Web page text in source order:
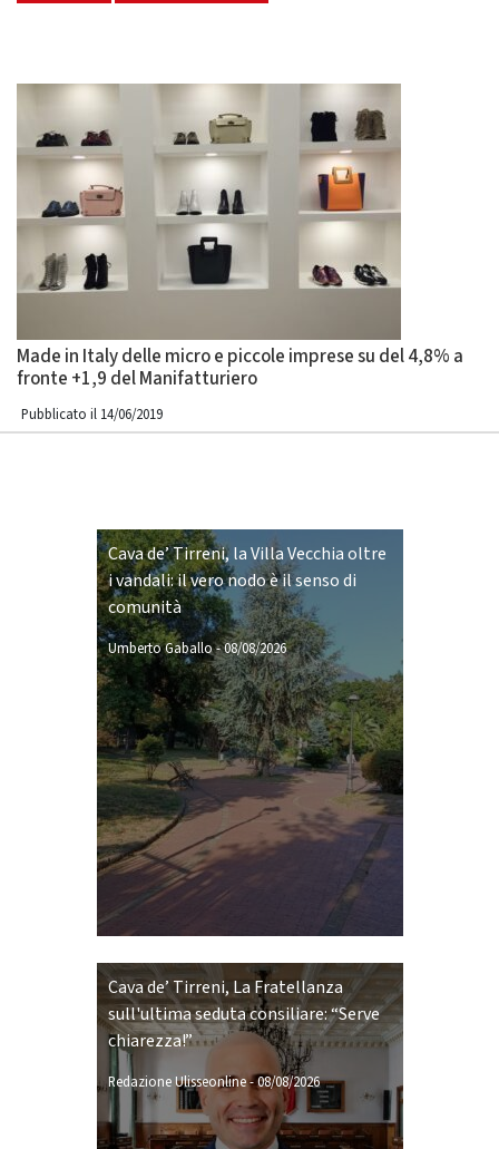
Made in Italy delle micro e piccole imprese su del 4,8% a
fronte +1,9 del Manifatturiero
Pubblicato il 14/06/2019
Cava de’ Tirreni, la Villa Vecchia oltre
i vandali: il vero nodo è il senso di
comunità
Umberto Gaballo-08/08/2026
Cava de’ Tirreni, La Fratellanza
sull'ultima seduta consiliare: “Serve
chiarezza!”
Redazione Ulisseonline-08/08/2026